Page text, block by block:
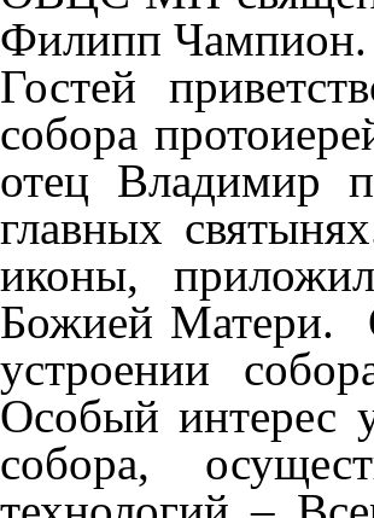
Филипп Чампион.
Гостей
собора
отец Владимир
главных
иконы,
Божией Матери.
устроении
Особый интерес
собора,